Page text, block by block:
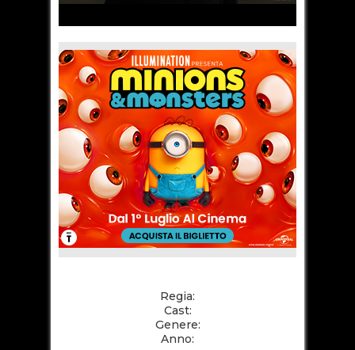
Regia:
Cast:
Genere:
Anno: